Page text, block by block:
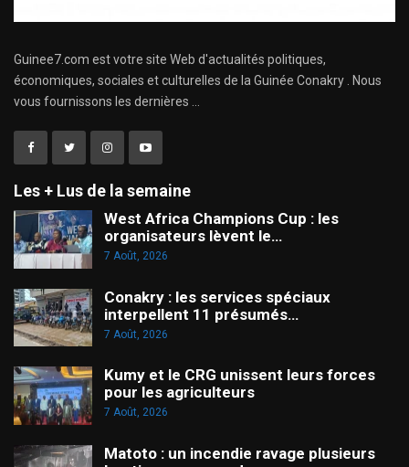
Guinee7.com est votre site Web d'actualités politiques,
économiques, sociales et culturelles de la Guinée Conakry . Nous
vous fournissons les dernières ...
Les + Lus de la semaine
West Africa Champions Cup : les
organisateurs lèvent le…
7 Août, 2026
Conakry : les services spéciaux
interpellent 11 présumés…
7 Août, 2026
Kumy et le CRG unissent leurs forces
pour les agriculteurs
7 Août, 2026
Matoto : un incendie ravage plusieurs